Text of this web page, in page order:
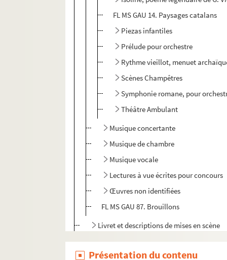
FL MS GAU 14. Paysages catalans
Piezas infantiles
Prélude pour orchestre
Rythme vieillot, menuet
Scènes Champêtres
Symphonie romane, pour
Théâtre Ambulant
Musique concertante
Musique de chambre
Musique vocale
Lectures à vue écrites pour concours
Œuvres non identifiées
FL MS GAU 87. Brouillons
Livret et descriptions de mises en scène
Concours examinés par Edmond Gaujac
Bibliothèque
Présentation du contenu